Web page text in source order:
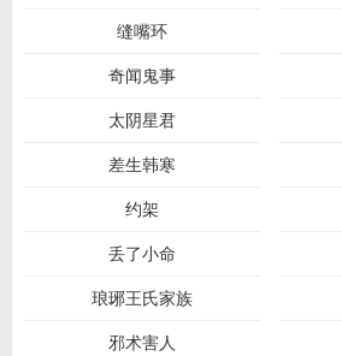
缝嘴环
奇闻鬼事
太阴星君
差生韩寒
约架
丢了小命
琅琊王氏家族
邪术害人